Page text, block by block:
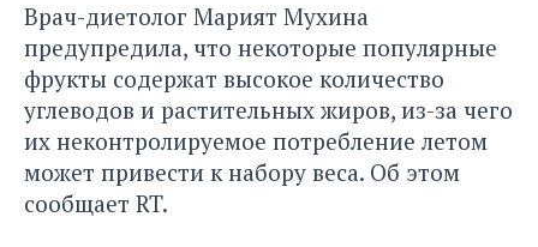
Врач-диетолог Марият Мухина
предупредила, что некоторые популярные
фрукты содержат высокое количество
углеводов и растительных жиров, из-за чего
их неконтролируемое потребление летом
может привести к набору веса. Об этом
сообщает RT.